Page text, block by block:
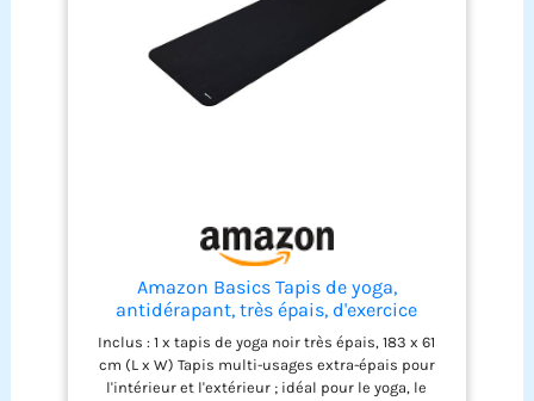
que ce soit sur un carrelage lisse ou un plancher
en bois 【PORTABLE】Nos tapis de yoga sont de
poids moyen et peuvent être facilement enroulés
et emportés partout, convenant aussi bien aux
hommes qu'aux femmes. Une sangle est incluse
Couleurs】Couleurs colorées pour vous de
choisir, correspondre à différents scénarios
d'exercice, changer votre bonne humeur tous les
jours
Amazon Basics Tapis de yoga,
antidérapant, très épais, d'exercice
Pilates, 183 x 61 x 1 cm, Noir
Inclus : 1 x tapis de yoga noir très épais, 183 x 61
cm (L x W) Tapis multi-usages extra-épais pour
l'intérieur et l'extérieur ; idéal pour le yoga, le